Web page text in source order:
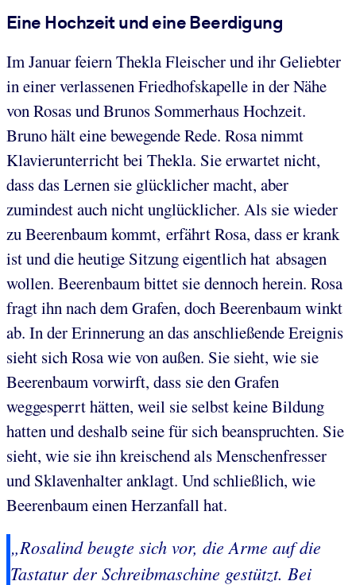
Eine Hochzeit und eine Beerdigung
Im Januar feiern Thekla Fleischer und ihr Geliebter
in einer verlassenen Friedhofskapelle in der Nähe
von Rosas und Brunos Sommerhaus Hochzeit.
Bruno hält eine bewegende Rede. Rosa nimmt
Klavierunterricht bei Thekla. Sie erwartet nicht,
dass das Lernen sie glücklicher macht, aber
zumindest auch nicht unglücklicher. Als sie wieder
zu Beerenbaum kommt, erfährt Rosa, dass er krank
ist und die heutige Sitzung eigentlich hat absagen
wollen. Beerenbaum bittet sie dennoch herein. Rosa
fragt ihn nach dem Grafen, doch Beerenbaum winkt
ab. In der Erinnerung an das anschließende Ereignis
sieht sich Rosa wie von außen. Sie sieht, wie sie
Beerenbaum vorwirft, dass sie den Grafen
weggesperrt hätten, weil sie selbst keine Bildung
hatten und deshalb seine für sich beanspruchten. Sie
sieht, wie sie ihn kreischend als Menschenfresser
und Sklavenhalter anklagt. Und schließlich, wie
Beerenbaum einen Herzanfall hat.
„Rosalind beugte sich vor, die Arme auf die
Tastatur der Schreibmaschine gestützt. Bei